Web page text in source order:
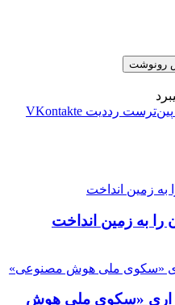
رونوشت
‫پین‌ترست ‫رددیت ‫VKontakte
به زمین انداخت
«سکوی ملی هوش